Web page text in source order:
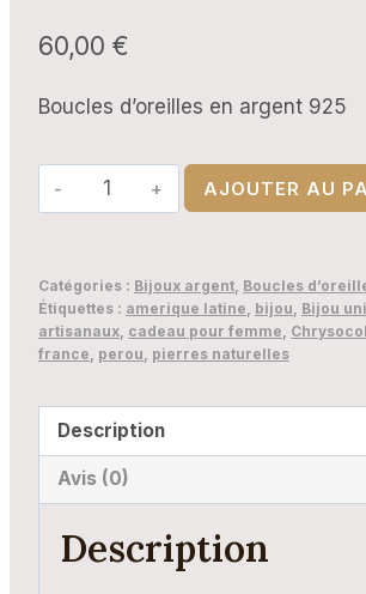
60,00 €
Boucles d’oreilles en argent 925
quantité
de
d’oreilles
Chavin
AJOUTER AU
Catégories : Bijoux argent, Boucles
Étiquettes : amerique latine, bijou, Bijou
artisanaux, cadeau pour femme,
france, perou, pierres naturelles
Description
Avis (0)
Description